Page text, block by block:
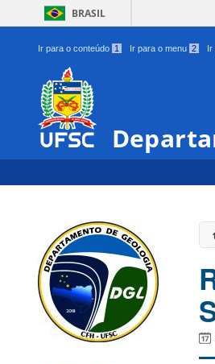
BRASIL
Ir para o conteúdo 1 Ir para o menu 2 Ir